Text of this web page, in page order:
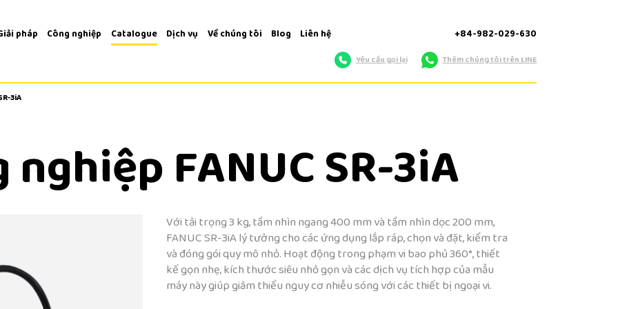
pháp Công nghiệp Catalogue Dịch vụ Về chúng tôi Blog Liên hệ +84-982-029-630
Yêu cầu gọi lại Thêm chúng tôi trên LINE
3iA
3iA
FANUC SR-3iA
Với tải trọng 3 kg, tầm nhìn ngang 400 mm và tầm nhìn dọc 200 mm,
FANUC SR-3iA lý tưởng cho các ứng dụng lắp ráp, chọn và đặt, kiểm tra
và đóng gói quy mô nhỏ. Hoạt động trong phạm vi bao phủ 360°, thiết
kế gọn nhẹ, kích thước siêu nhỏ gọn và các dịch vụ tích hợp của mẫu
máy này giúp giảm thiểu nguy cơ nhiễu sóng với các thiết bị ngoại vi.